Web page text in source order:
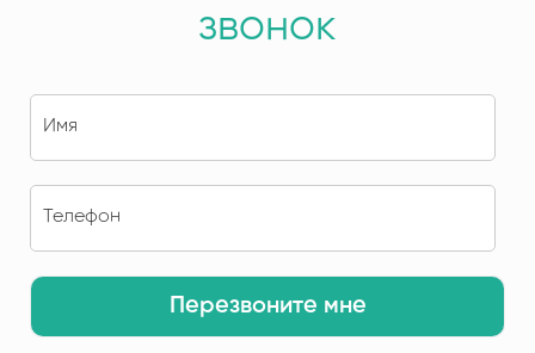
звонок
Перезвоните мне